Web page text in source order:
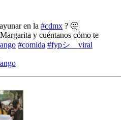
en la #cdmx ? 🤔
y cuéntanos cómo te
#comida #fypシ゚viral